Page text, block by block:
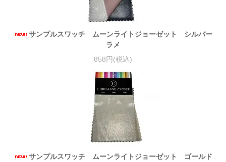
サンプルスワッチ ムーンライトジョーゼット シルバー
ラメ
858円(税込)
サンプルスワッチ ムーンライトジョーゼット ゴールド